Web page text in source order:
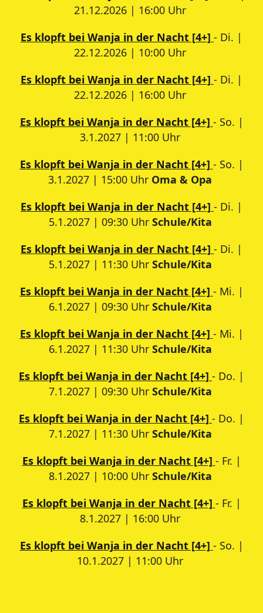
21.12.2026 | 16:00 Uhr
Es klopft bei Wanja in der Nacht [4+] - Di. |
22.12.2026 | 10:00 Uhr
Es klopft bei Wanja in der Nacht [4+] - Di. |
22.12.2026 | 16:00 Uhr
Es klopft bei Wanja in der Nacht [4+] - So. |
3.1.2027 | 11:00 Uhr
Es klopft bei Wanja in der Nacht [4+] - So. |
3.1.2027 | 15:00 Uhr Oma & Opa
Es klopft bei Wanja in der Nacht [4+] - Di. |
5.1.2027 | 09:30 Uhr Schule/Kita
Es klopft bei Wanja in der Nacht [4+] - Di. |
5.1.2027 | 11:30 Uhr Schule/Kita
Es klopft bei Wanja in der Nacht [4+] - Mi. |
6.1.2027 | 09:30 Uhr Schule/Kita
Es klopft bei Wanja in der Nacht [4+] - Mi. |
6.1.2027 | 11:30 Uhr Schule/Kita
Es klopft bei Wanja in der Nacht [4+] - Do. |
7.1.2027 | 09:30 Uhr Schule/Kita
Es klopft bei Wanja in der Nacht [4+] - Do. |
7.1.2027 | 11:30 Uhr Schule/Kita
Es klopft bei Wanja in der Nacht [4+] - Fr. |
8.1.2027 | 10:00 Uhr Schule/Kita
Es klopft bei Wanja in der Nacht [4+] - Fr. |
8.1.2027 | 16:00 Uhr
Es klopft bei Wanja in der Nacht [4+] - So. |
10.1.2027 | 11:00 Uhr